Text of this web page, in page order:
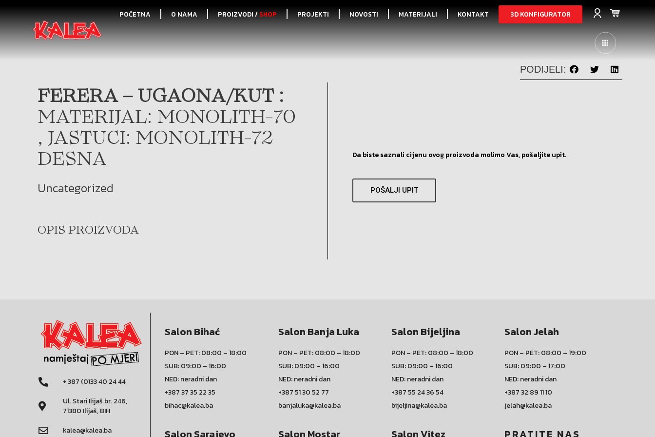
POČETNA O NAMA PROIZVODI /SHOP PROJEKTI NOVOSTI MATERIJALI KONTAKT 3D KONFIGURATOR
PODIJELI:
FERERA – UGAONA/KUT :
MATERIJAL: MONOLITH-70
, JASTUCI: MONOLITH-72
DESNA
Uncategorized
OPIS PROIZVODA
Da biste saznali cijenu ovog proizvoda molimo Vas, pošaljite upit.
POŠALJI UPIT
+ 387 (0)33 40 24 44
Ul. Stari Ilijaš br. 246,
71380 Ilijaš, BIH
kalea@kalea.ba
Salon Bihać
PON – PET: 08:00 – 18:00
SUB: 09:00 – 16:00
NED: neradni dan
+387 37 35 22 35
bihac@kalea.ba
Salon Banja Luka
PON – PET: 08:00 – 18:00
SUB: 09:00 – 16:00
NED: neradni dan
+387 51 30 52 77
banjaluka@kalea.ba
Salon Bijeljina
PON – PET: 08:00 – 18:00
SUB: 09:00 – 16:00
NED: neradni dan
+387 55 24 36 54
bijeljina@kalea.ba
Salon Jelah
PON – PET: 08:00 – 19:00
SUB: 09:00 – 17:00
NED: neradni dan
+387 32 89 11 10
jelah@kalea.ba
Salon Sarajevo Salon Mostar Salon Vitez PRATITE NAS